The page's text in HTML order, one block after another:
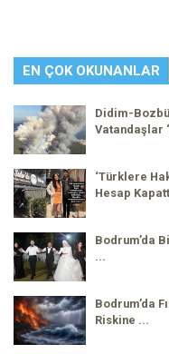
EN ÇOK OKUNANLAR
Didim-
Vatandaşlar
‘Türklere
Hesap
Bodrum’da
...
Bodrum’da
Riskine ...